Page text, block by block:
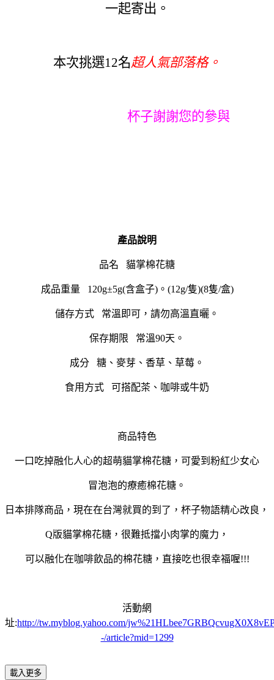
一起寄出。
本次挑選12名超人氣部落格。
杯子謝謝您的參與
產品說明
品名 貓掌棉花糖
成品重量 120g±5g(含盒子)。(12g/隻)(8隻/盒)
儲存方式 常溫即可，請勿高溫直曬。
保存期限 常溫90天。
成分 糖、麥芽、香草、草莓。
食用方式 可搭配茶、咖啡或牛奶
商品特色
一口吃掉融化人心的超萌貓掌棉花糖，可愛到粉紅少女心
冒泡泡的療癒棉花糖。
日本排隊商品，現在在台灣就買的到了，杯子物語精心改良，
Q版貓掌棉花糖，很難抵擋小肉掌的魔力，
可以融化在咖啡飲品的棉花糖，直接吃也很幸福喔!!!
活動網
址:http://tw.myblog.yahoo.com/
-/article?mid=1299
載入更多